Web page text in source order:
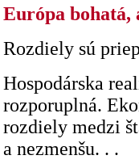
Európa bohatá,
Rozdiely sú
Hospodárska
rozporuplná.
rozdiely medzi
a nezmenšu. . .